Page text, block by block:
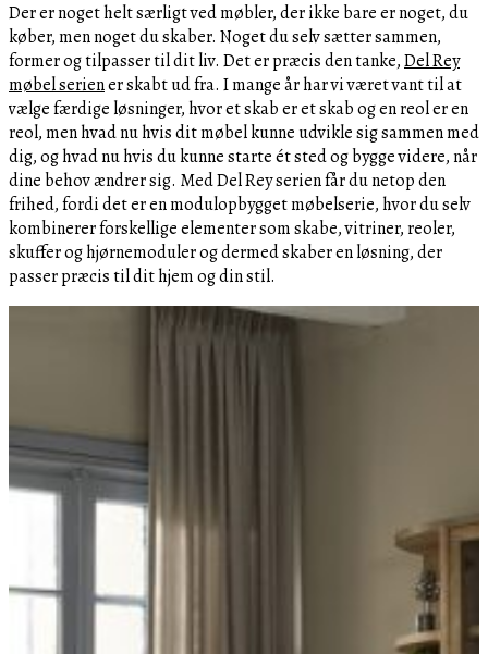
Der er noget helt særligt ved møbler, der ikke bare er noget, du
køber, men noget du skaber. Noget du selv sætter sammen,
former og tilpasser til dit liv. Det er præcis den tanke,Del Rey
møbel seriener skabt ud fra. I mange år har vi været vant til at
vælge færdige løsninger, hvor et skab er et skab og en reol er en
reol, men hvad nu hvis dit møbel kunne udvikle sig sammen med
dig, og hvad nu hvis du kunne starte ét sted og bygge videre, når
dine behov ændrer sig. Med Del Rey serien får du netop den
frihed, fordi det er en modulopbygget møbelserie, hvor du selv
kombinerer forskellige elementer som skabe, vitriner, reoler,
skuffer og hjørnemoduler og dermed skaber en løsning, der
passer præcis til dit hjem og din stil.